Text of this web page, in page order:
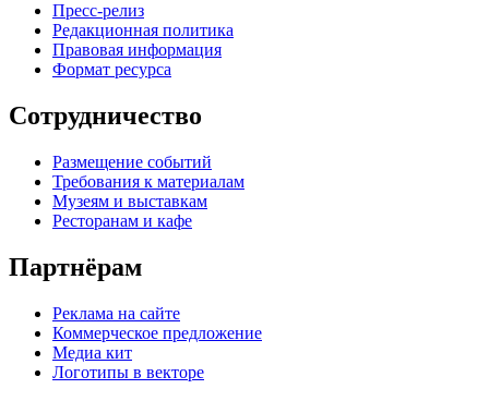
Пресс-релиз
Редакционная политика
Правовая информация
Формат ресурса
Сотрудничество
Размещение событий
Требования к материалам
Музеям и выставкам
Ресторанам и кафе
Партнёрам
Реклама на сайте
Коммерческое предложение
Медиа кит
Логотипы в векторе